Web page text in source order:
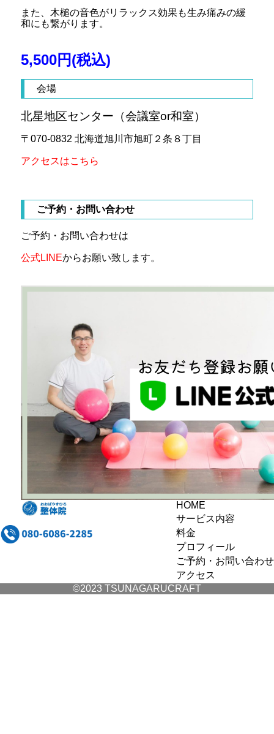
また、木槌の音色がリラックス効果も生み痛みの緩
和にも繋がります。
5,500円(税込)
会場
北星地区センター（会議室or和室）
〒070-0832 北海道旭川市旭町２条８丁目
アクセスはこちら
ご予約・お問い合わせ
ご予約・お問い合わせは
公式LINEからお願い致します。
HOME
サービス内容
料金
プロフィール
ご予約・お問い合わせ
アクセス
©2023 TSUNAGARUCRAFT